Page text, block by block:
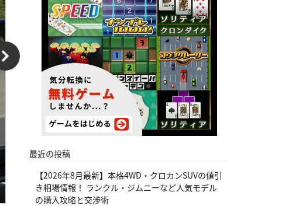
最近の投稿
【2026年8月最新】本格4WD・クロカンSUVの値引
き相場情報！ ランクル・ジムニーなど人気モデル
の購入攻略と交渉術